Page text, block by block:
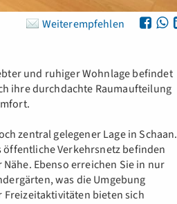
Weiterempfehlen
und ruhiger Wohnlage befindet
ihre durchdachte Raumaufteilung
zentral gelegener Lage in Schaan.
Verkehrsnetz befinden
Ebenso erreichen Sie in nur
was die Umgebung
bieten sich